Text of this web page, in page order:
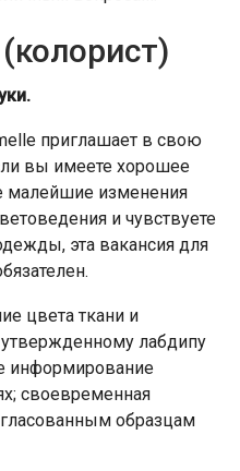
приглашает в свою
вы имеете хорошее
малейшие изменения
и чувствуете
эта вакансия для
цвета ткани и
лабдипу
информирование
своевременная
образцам